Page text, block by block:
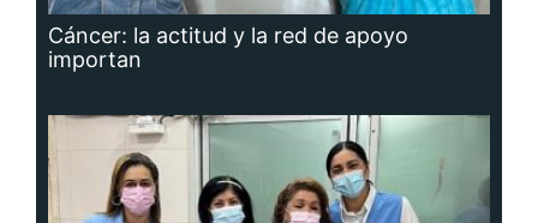
Cáncer: la actitud y la red de apoyo
importan